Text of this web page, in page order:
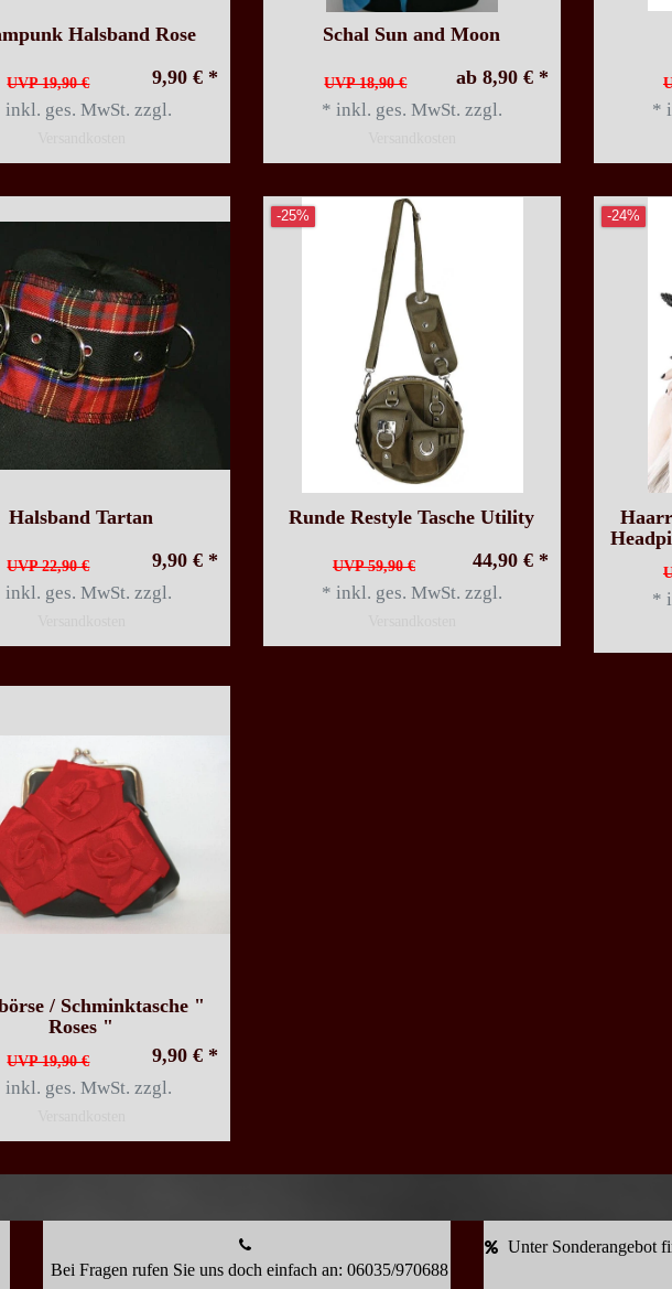
Halsband Rose
UVP 19,90 € 9,90 € *
inkl. ges. MwSt. zzgl.
Schal Sun and Moon
UVP 18,90 € ab 8,90 € *
* inkl. ges. MwSt. zzgl. *
Halsband Tartan
UVP 22,90 € 9,90 € *
inkl. ges. MwSt. zzgl.
-25%
Runde Restyle Tasche Utility
UVP 59,90 € 44,90 € *
* inkl. ges. MwSt. zzgl.
-24%
*
/ Schminktasche "
Roses "
UVP 19,90 € 9,90 € *
inkl. ges. MwSt. zzgl.
Bei Fragen rufen Sie uns doch einfach an: 06035/970688
Unter Sonderangebot